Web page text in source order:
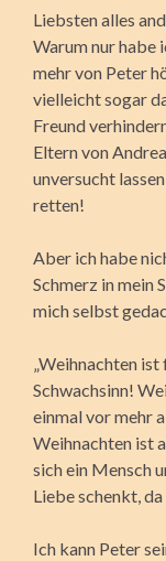
Liebsten alles
Warum nur habe
mehr von Peter
vielleicht sogar
Freund
Eltern von
unversucht
retten!
Aber ich habe
Schmerz in mein
mich selbst
„Weihnachten
Schwachsinn!
einmal vor mehr
Weihnachten ist
sich ein Mensch
Liebe schenkt,
Ich kann Peter